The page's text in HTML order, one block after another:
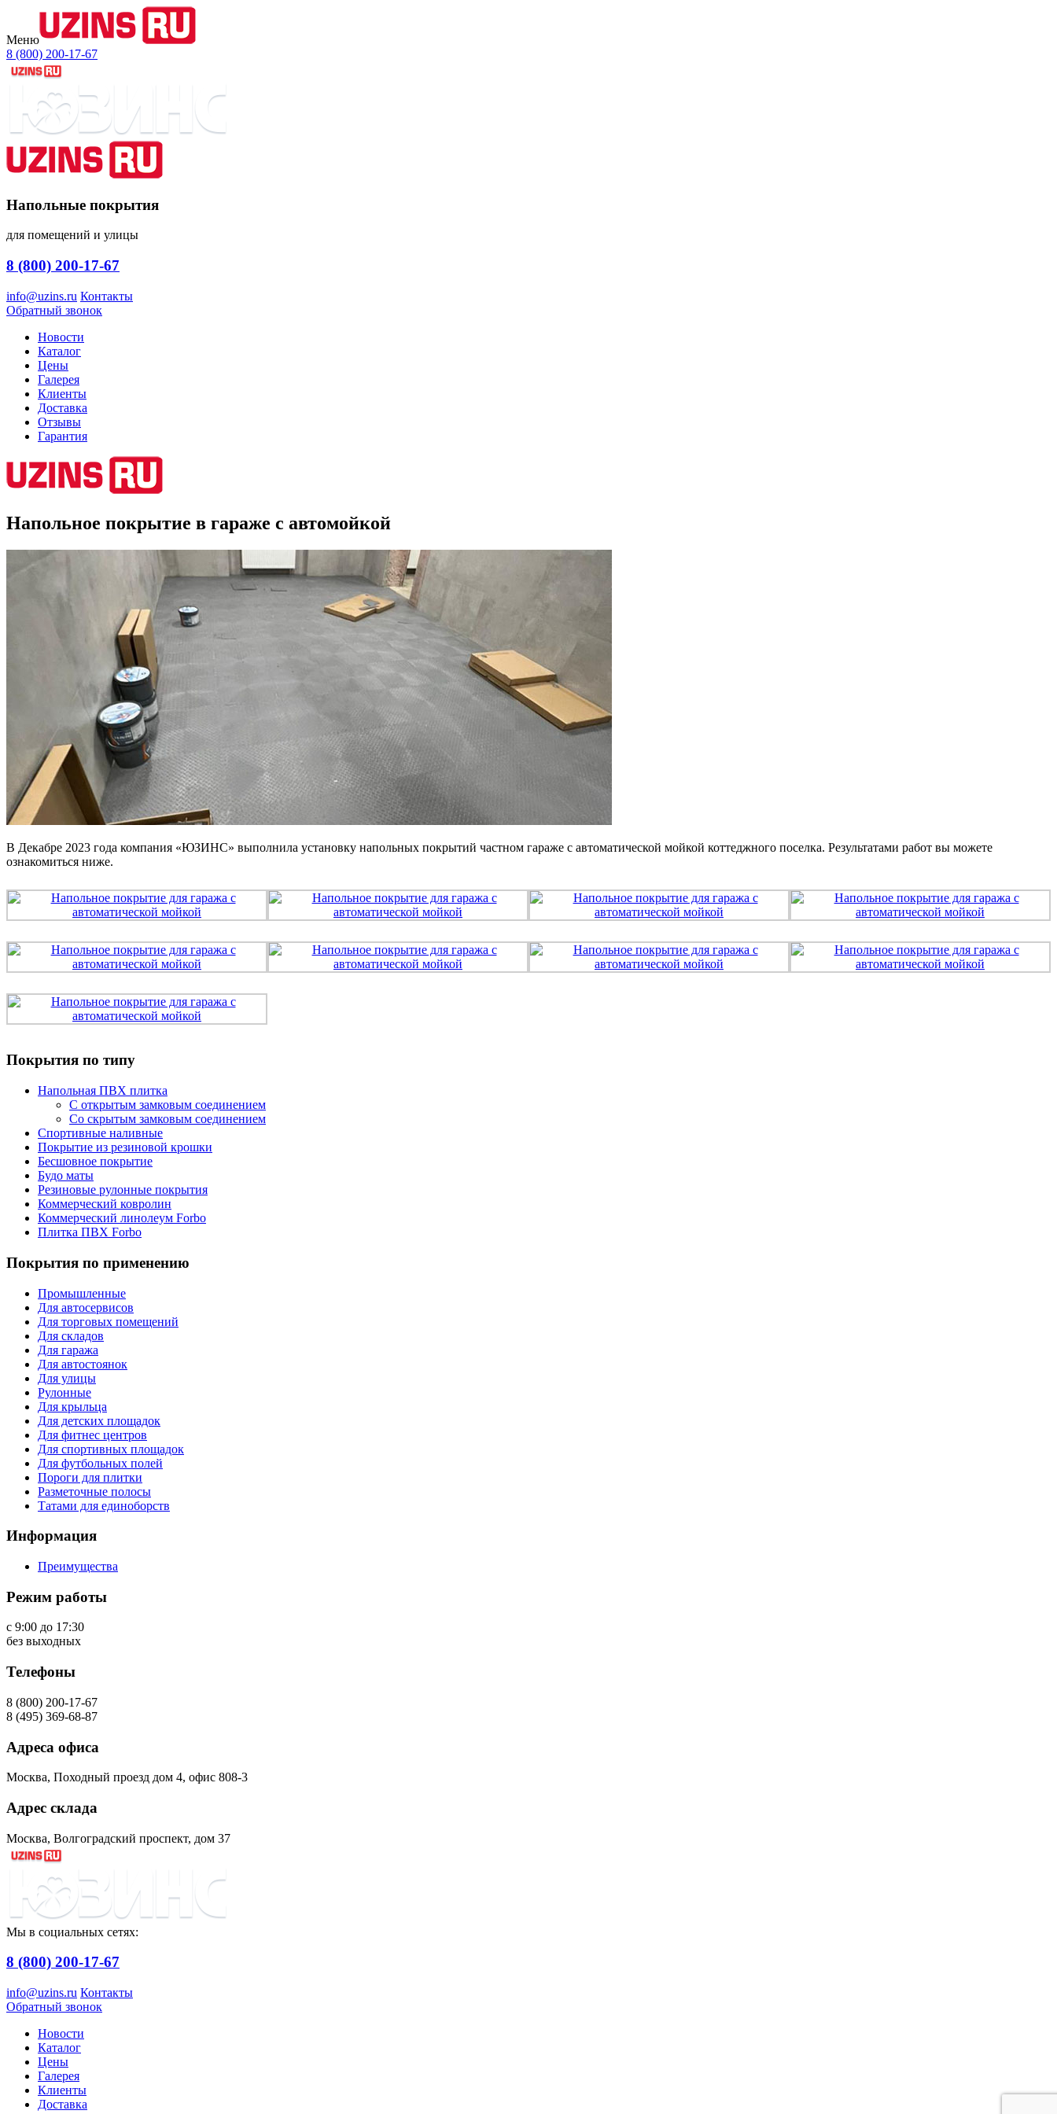
Меню
8 (800) 200-17-67
Напольные покрытия
для помещений и улицы
8 (800) 200-17-67
info@uzins.ru Контакты
Обратный звонок
Новости
Каталог
Цены
Галерея
Клиенты
Доставка
Отзывы
Гарантия
Напольное покрытие в гараже с автомойкой
В Декабре 2023 года компания «ЮЗИНС» выполнила установку напольных покрытий частном гараже с автоматической мойкой коттеджного поселка. Результатами работ вы можете
ознакомиться ниже.
Покрытия по типу
Напольная ПВХ плитка
С открытым замковым соединением
Со скрытым замковым соединением
Спортивные наливные
Покрытие из резиновой крошки
Бесшовное покрытие
Будо маты
Резиновые рулонные покрытия
Коммерческий ковролин
Коммерческий линолеум Forbo
Плитка ПВХ Forbo
Покрытия по применению
Промышленные
Для автосервисов
Для торговых помещений
Для складов
Для гаража
Для автостоянок
Для улицы
Рулонные
Для крыльца
Для детских площадок
Для фитнес центров
Для спортивных площадок
Для футбольных полей
Пороги для плитки
Разметочные полосы
Татами для единоборств
Информация
Преимущества
Режим работы
с 9:00 до 17:30
без выходных
Телефоны
8 (800) 200-17-67
8 (495) 369-68-87
Адреса офиса
Москва, Походный проезд дом 4, офис 808-3
Адрес склада
Москва, Волгоградский проспект, дом 37
Мы в социальных сетях:
8 (800) 200-17-67
info@uzins.ru Контакты
Обратный звонок
Новости
Каталог
Цены
Галерея
Клиенты
Доставка